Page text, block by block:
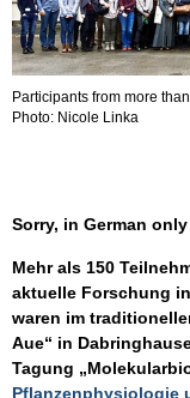
Participants from more
Photo: Nicole Linka
Sorry, in German only
Mehr als 150
aktuelle Forschung
waren im
Aue“ in
Tagung
Pflanzenphysiologie